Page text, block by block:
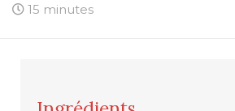
15 minutes